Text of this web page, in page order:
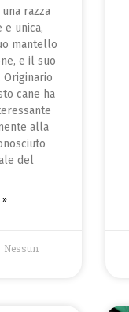
razza
e unica,
mantello
e il suo
cane ha
alla
del
»
Nessun